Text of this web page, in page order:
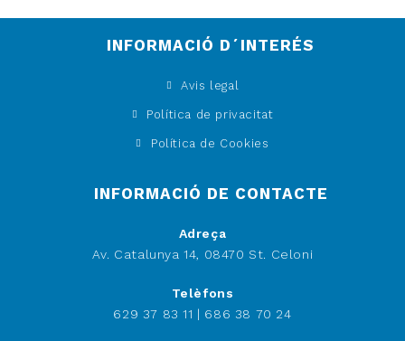
INFORMACIÓ D´INTERÉS
Avis legal
Política de privacitat
Política de Cookies
INFORMACIÓ DE CONTACTE
Adreça
Av. Catalunya 14, 08470 St. Celoni
Telèfons
629 37 83 11 | 686 38 70 24